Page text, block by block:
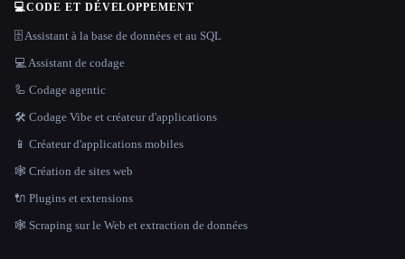
💻CODE ET DÉVELOPPEMENT
🗄️ Assistant à la base de données et au SQL
💻 Assistant de codage
🦾 Codage agentic
🛠️ Codage Vibe et créateur d'applications
📱 Créateur d'applications mobiles
🕸 Création de sites web
🔌 Plugins et extensions
🕸️ Scraping sur le Web et extraction de données